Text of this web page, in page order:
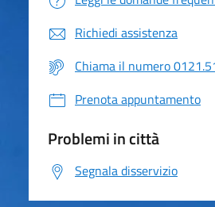
Richiedi assistenza
Chiama il numero
Prenota appuntamento
Problemi in città
Segnala disservizio